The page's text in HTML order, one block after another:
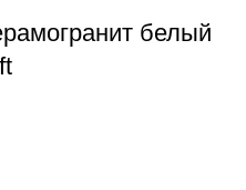
белый